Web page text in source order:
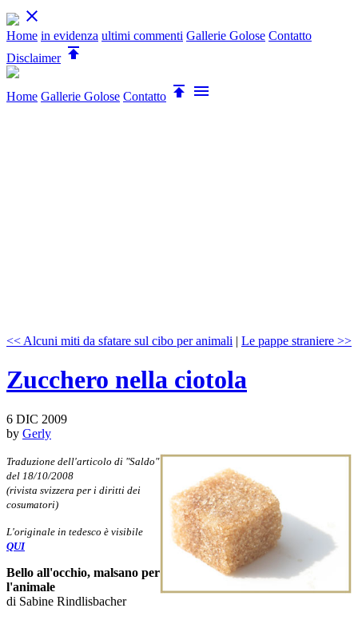

Home in evidenza ultimi commenti Gallerie Golose Contatto
Disclaimer 
Home Gallerie Golose Contatto  
<< Alcuni miti da sfatare sul cibo per animali | Le pappe straniere >>
Zucchero nella ciotola
6 DIC 2009
by Gerly
Traduzione dell'articolo di "Saldo"
del 18/10/2008
(rivista svizzera per i diritti dei
cosumatori)
L'originale in tedesco è visibile
QUI
Bello all'occhio, malsano per
l'animale
di Sabine Rindlisbacher